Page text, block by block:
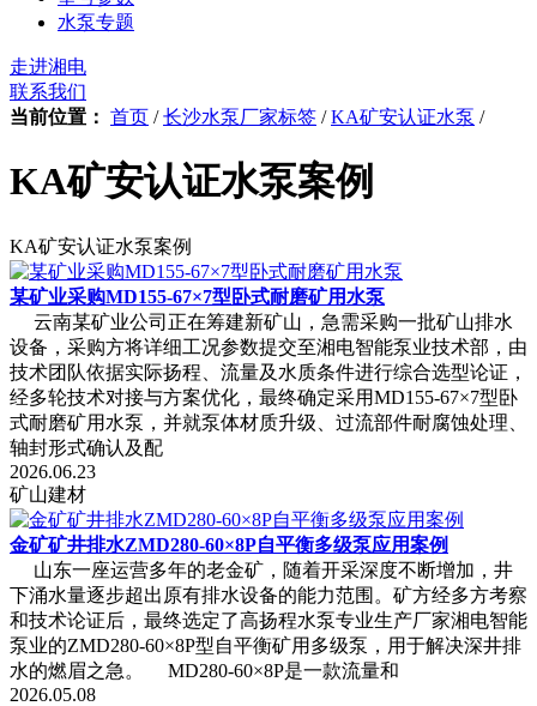
水泵专题
走进湘电
联系我们
当前位置： 首页 / 长沙水泵厂家标签 / KA矿安认证水泵 /
KA矿安认证水泵案例
KA矿安认证水泵案例
某矿业采购MD155-67×7型卧式耐磨矿用水泵
云南某矿业公司正在筹建新矿山，急需采购一批矿山排水
设备，采购方将详细工况参数提交至湘电智能泵业技术部，由
技术团队依据实际扬程、流量及水质条件进行综合选型论证，
经多轮技术对接与方案优化，最终确定采用MD155-67×7型卧
式耐磨矿用水泵，并就泵体材质升级、过流部件耐腐蚀处理、
轴封形式确认及配
2026.06.23
矿山建材
金矿矿井排水ZMD280-60×8P自平衡多级泵应用案例
山东一座运营多年的老金矿，随着开采深度不断增加，井
下涌水量逐步超出原有排水设备的能力范围。矿方经多方考察
和技术论证后，最终选定了高扬程水泵专业生产厂家湘电智能
泵业的ZMD280-60×8P型自平衡矿用多级泵，用于解决深井排
水的燃眉之急。 MD280-60×8P是一款流量和
2026.05.08